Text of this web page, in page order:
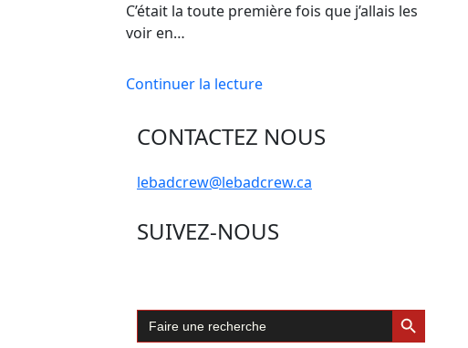
C’était la toute première fois que j’allais les
voir en…
Continuer la lecture
CONTACTEZ NOUS
lebadcrew@lebadcrew.ca
SUIVEZ-NOUS
Search
for:
Search Button